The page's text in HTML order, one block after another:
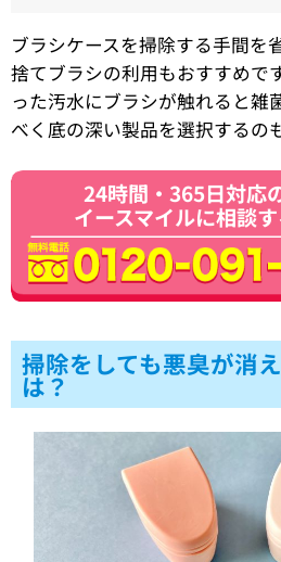
ブラシケースを掃除する手間を
捨てブラシの利用もおすすめで
った汚水にブラシが触れると雑
べく底の深い製品を選択するの
24時間・365日対応
イースマイルに相談
掃除をしても悪臭が消
は？